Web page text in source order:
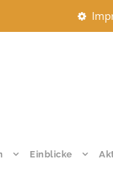
Einblicke